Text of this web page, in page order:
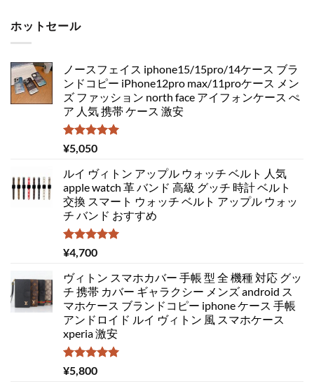
ホットセール
ノースフェイス iphone15/15pro/14ケース ブラ
ンドコピー iPhone12pro max/11proケース メン
ズ ファッション north face アイフォンケース ぺ
ア 人気 携帯 ケース 激安
5段階中
5.00
¥5,050
ルイ ヴィトン アップル ウォッチ ベルト 人気
apple watch 革 バンド 高級 グッチ 時計 ベルト
交換 スマート ウォッチ ベルト アップル ウォッ
チ バンド おすすめ
5段階中
5.00
¥4,700
ヴィトン スマホカバー 手帳 型 全 機種 対応 グッ
チ 携帯 カバー ギャラクシー メンズ android ス
マホケース ブランドコピー iphone ケース 手帳
アンドロイド ルイ ヴィトン 風 スマホケース
xperia 激安
5段階中
5.00
¥5,800